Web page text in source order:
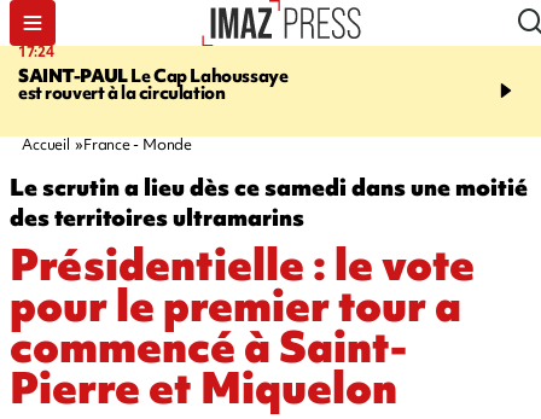
17:24
SAINT-PAULLe Cap Lahoussaye
est rouvert à la circulation
19:49
Quentin Dumontier, sa
Accueil France - Monde
Le scrutin a lieu dès ce samedi dans une moitié
des territoires ultramarins
Présidentielle : le vote
pour le premier tour a
commencé à Saint-
Pierre et Miquelon